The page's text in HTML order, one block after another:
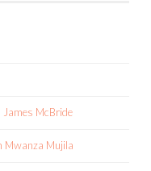
James McBride
Mwanza Mujila